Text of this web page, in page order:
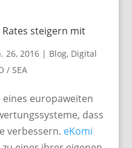
steigern mit
26, 2016| Blog, Digital
/ SEA
europaweiten
dass
verbessern. eKomi